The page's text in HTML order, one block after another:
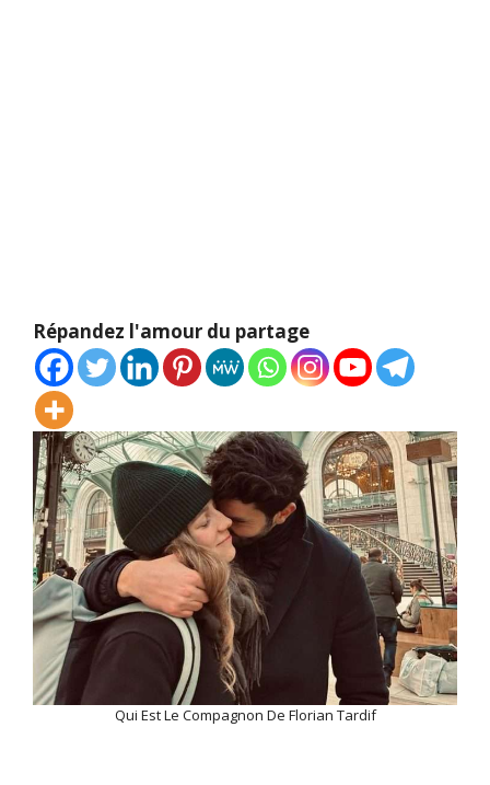
Répandez l'amour du partage
Qui Est Le Compagnon De Florian Tardif